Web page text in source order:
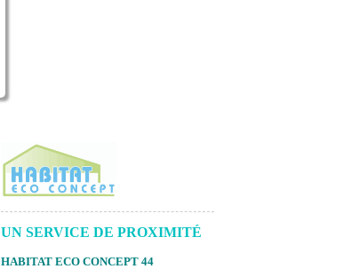
UN SERVICE DE PROXIMITÉ
HABITAT ECO CONCEPT 44